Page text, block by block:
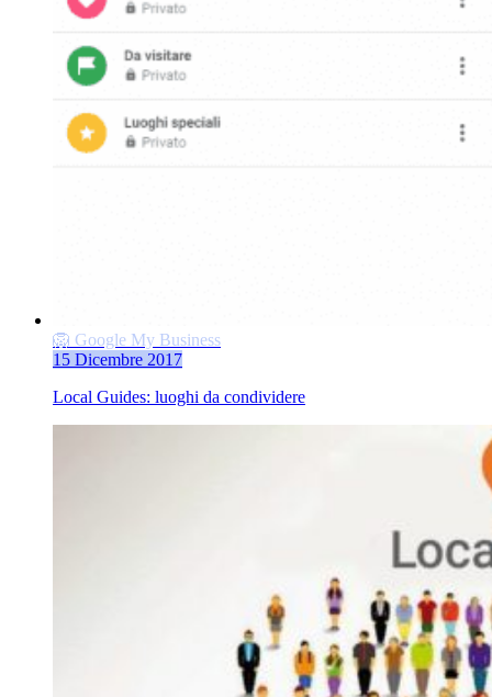
🦁 Google My Business
15 Dicembre 2017
Local Guides: luoghi da condividere